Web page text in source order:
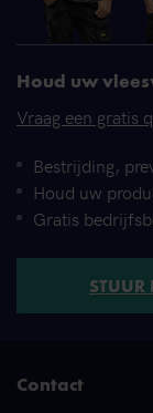
Houd uw
Vraag een gratis
Bestrijding,
Houd uw
Gratis
STUUR
Contact